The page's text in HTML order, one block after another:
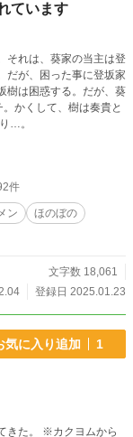
ています
それは、葵家の当主は登
だが、困った事に登坂家
樹は困惑する。だが、葵
かくして、樹は奏貴と
…。
件
ン
ほのぼの
文字数 18,061
登録日 2025.01.23
気に入り追加 1
ムから